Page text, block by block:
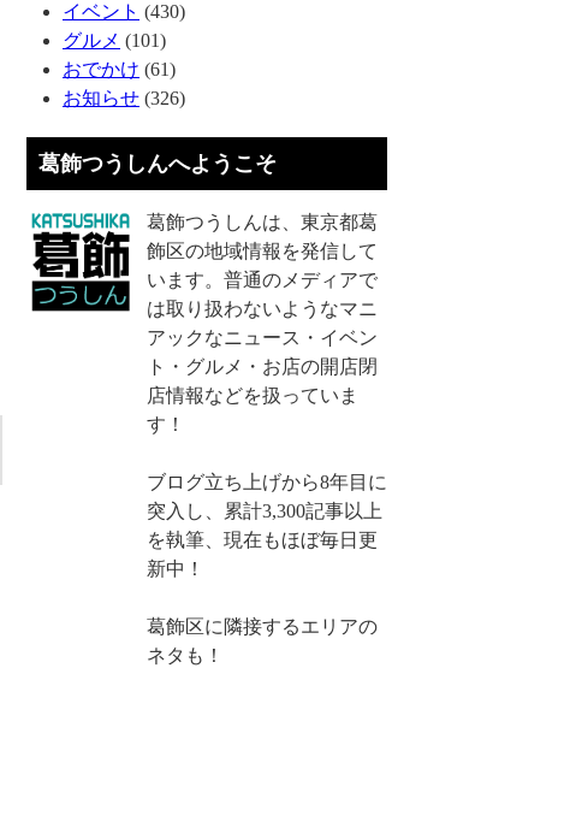
イベント (430)
グルメ (101)
おでかけ (61)
お知らせ (326)
葛飾つうしんへようこそ
葛飾つうしんは、東京都葛
飾区の地域情報を発信して
います。普通のメディアで
は取り扱わないようなマニ
アックなニュース・イベン
ト・グルメ・お店の開店閉
店情報などを扱っていま
す！
ブログ立ち上げから8年目に
突入し、累計3,300記事以上
を執筆、現在もほぼ毎日更
新中！
葛飾区に隣接するエリアの
ネタも！